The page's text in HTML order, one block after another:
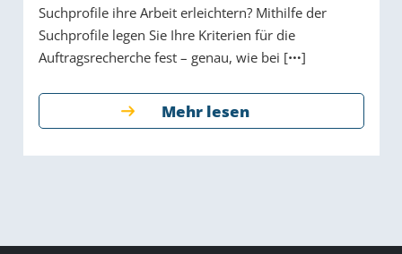
Suchprofile ihre Arbeit erleichtern? Mithilfe der
Suchprofile legen Sie Ihre Kriterien für die
Auftragsrecherche fest – genau, wie bei [
]
Mehr lesen